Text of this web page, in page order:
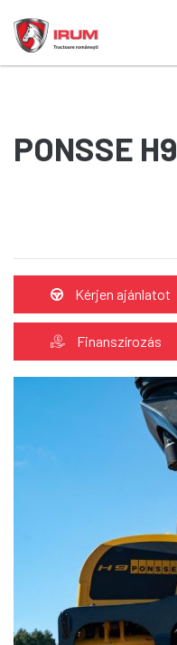
PONSSE H9
Kérjen ajánlatot
Finanszírozás